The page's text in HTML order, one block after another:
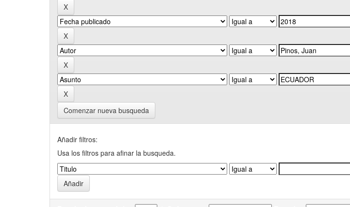
Comenzar nueva busqueda
Añadir filtros:
Usa los filtros para afinar la busqueda.